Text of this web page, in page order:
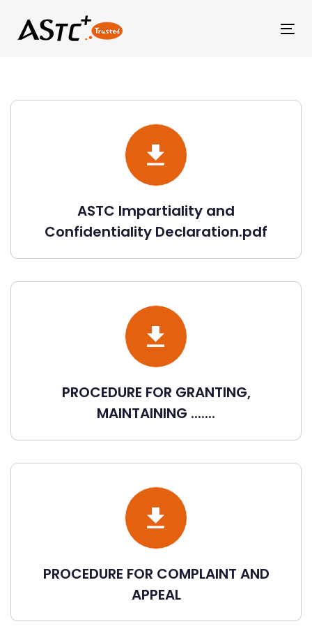
ASTC Impartiality and
Confidentiality Declaration.pdf
PROCEDURE FOR GRANTING,
MAINTAINING .......
PROCEDURE FOR COMPLAINT AND
APPEAL